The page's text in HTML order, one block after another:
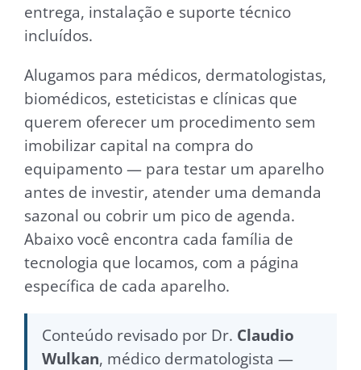
entrega, instalação e suporte técnico
incluídos.
Alugamos para médicos, dermatologistas,
biomédicos, esteticistas e clínicas que
querem oferecer um procedimento sem
imobilizar capital na compra do
equipamento — para testar um aparelho
antes de investir, atender uma demanda
sazonal ou cobrir um pico de agenda.
Abaixo você encontra cada família de
tecnologia que locamos, com a página
específica de cada aparelho.
Conteúdo revisado por Dr. Claudio
Wulkan, médico dermatologista —